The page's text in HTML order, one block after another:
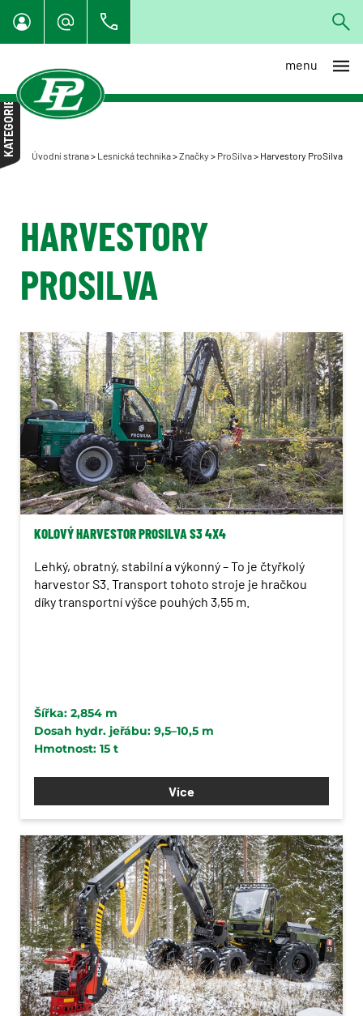
menu
Úvodní strana> Lesnická technika>Značky > ProSilva> Harvestory ProSilva
KATEGORIE
Bijol
Fao Far
Risutec
ProSilva
Harvestory ProSilva
Terri
Trejon
HARVESTORY
PROSILVA
KOLOVÝ HARVESTOR PROSILVA S3 4X4
Lehký, obratný, stabilní a výkonný – To je čtyřkolý
harvestor S3. Transport tohoto stroje je hračkou
díky transportní výšce pouhých 3,55 m.
Šířka: 2,854 m
Dosah hydr. jeřábu: 9,5–10,5 m
Hmotnost: 15 t
Více